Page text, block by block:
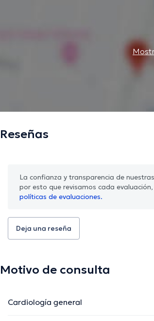
Reseñas
La confianza y transparencia de
por esto que revisamos cada
políticas de evaluaciones.
Deja una reseña
Motivo de consulta
Cardiología general